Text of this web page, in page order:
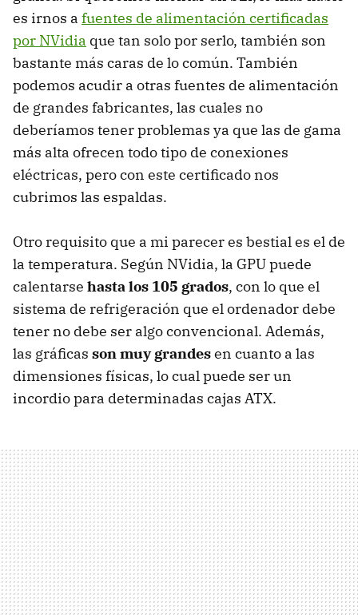
es irnos a fuentes de alimentación certificadas
por NVidia que tan solo por serlo, también son
bastante más caras de lo común. También
podemos acudir a otras fuentes de alimentación
de grandes fabricantes, las cuales no
deberíamos tener problemas ya que las de gama
más alta ofrecen todo tipo de conexiones
eléctricas, pero con este certificado nos
cubrimos las espaldas.
Otro requisito que a mi parecer es bestial es el de
la temperatura. Según NVidia, la GPU puede
calentarse hasta los 105 grados, con lo que el
sistema de refrigeración que el ordenador debe
tener no debe ser algo convencional. Además,
las gráficas son muy grandesen cuanto a las
dimensiones físicas, lo cual puede ser un
incordio para determinadas cajas ATX.